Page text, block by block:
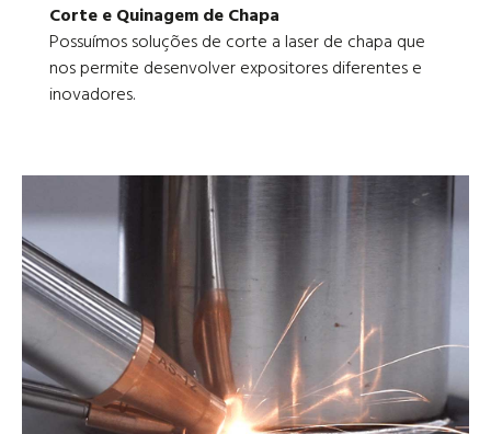
Corte e Quinagem de Chapa
Possuímos soluções de corte a laser de chapa que
nos permite desenvolver expositores diferentes e
inovadores.